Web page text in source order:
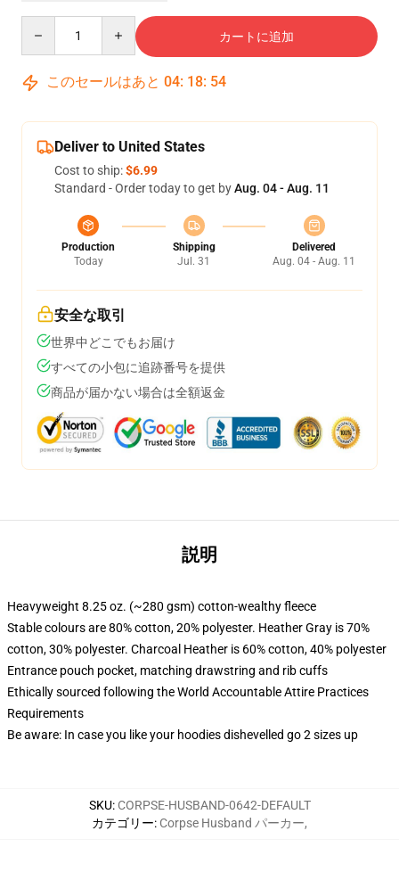
カートに追加
このセールはあと 04: 18: 54
Deliver to United States
Cost to ship:$6.99
Standard - Order today to get byAug. 04 - Aug. 11
Production
Today
Shipping
Jul. 31
Delivered
Aug. 04 - Aug. 11
安全な取引
世界中どこでもお届け
すべての小包に追跡番号を提供
商品が届かない場合は全額返金
説明
Heavyweight 8.25 oz. (~280 gsm) cotton-wealthy fleece
Stable colours are 80% cotton, 20% polyester. Heather Gray is 70%
cotton, 30% polyester. Charcoal Heather is 60% cotton, 40% polyester
Entrance pouch pocket, matching drawstring and rib cuffs
Ethically sourced following the World Accountable Attire Practices
Requirements
Be aware: In case you like your hoodies dishevelled go 2 sizes up
SKU: CORPSE-HUSBAND-0642-DEFAULT
カテゴリー: Corpse Husband パーカー,